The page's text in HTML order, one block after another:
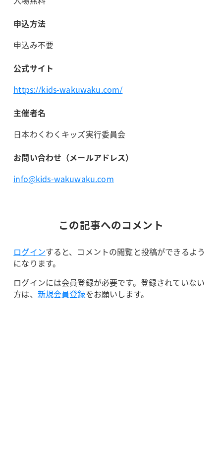
申込方法
申込み不要
公式サイト
https://kids-wakuwaku.com/
主催者名
日本わくわくキッズ実行委員会
お問い合わせ（メールアドレス）
info@kids-wakuwaku.com
この記事へのコメント
ログインすると、コメントの閲覧と投稿ができるよう
になります。
ログインには会員登録が必要です。登録されていない
方は、 新規会員登録をお願いします。